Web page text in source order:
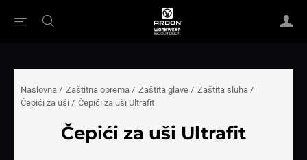
Naslovna / Zaštitna oprema / Zaštita glave / Zaštita sluha /
Čepići za uši / Čepići za uši Ultrafit
Čepići za uši Ultrafit